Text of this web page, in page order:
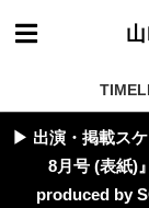
▶︎ 出演・掲載ス
8月号 (表紙)
produced by